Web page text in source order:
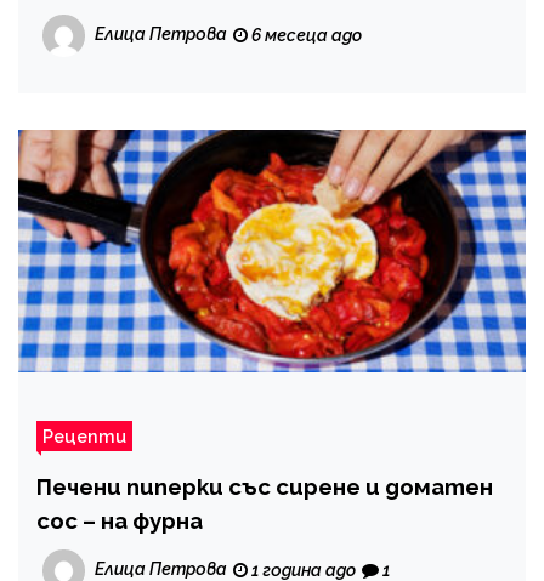
Елица Петрова 6 месеца ago
Рецепти
Печени пиперки със сирене и доматен
сос – на фурна
Елица Петрова 1 година ago 1